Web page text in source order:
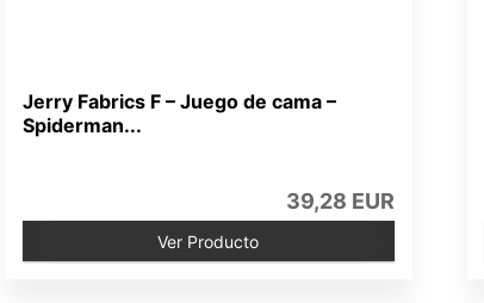
Jerry Fabrics F – Juego de cama –
Spiderman...
39,28 EUR
Ver Producto